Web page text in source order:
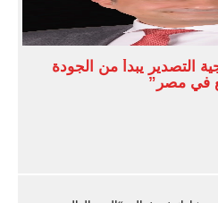
التصدير يبدأ من الجودة
في مصر”